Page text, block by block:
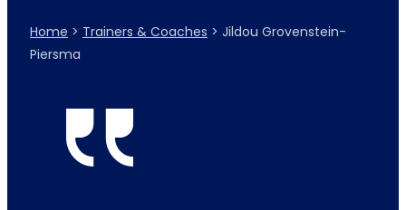
Home > Trainers & Coaches > Jildou Grovenstein-
Piersma